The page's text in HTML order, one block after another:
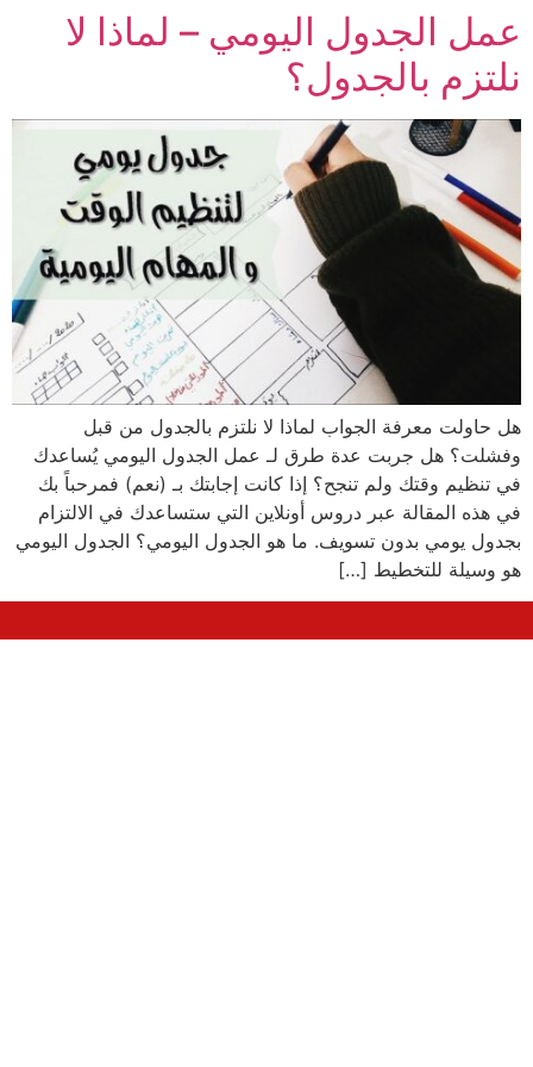
عمل الجدول اليومي – لماذا لا
نلتزم بالجدول؟
هل حاولت معرفة الجواب لماذا لا نلتزم بالجدول من قبل
وفشلت؟ هل جربت عدة طرق لـ عمل الجدول اليومي يُساعدك
في تنظيم وقتك ولم تنجح؟ إذا كانت إجابتك بـ (نعم) فمرحباً بك
في هذه المقالة عبر دروس أونلاين التي ستساعدك في الالتزام
بجدول يومي بدون تسويف. ما هو الجدول اليومي؟ الجدول اليومي
هو وسيلة للتخطيط […]